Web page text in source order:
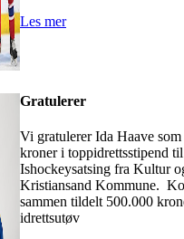
Les mer
Gratulerer
Vi gratulerer Ida Haave
kroner i toppidrettsstipend
Ishockeysatsing fra Kultur
Kristiansand Kommune.
sammen tildelt 500.000
idrettsutøv